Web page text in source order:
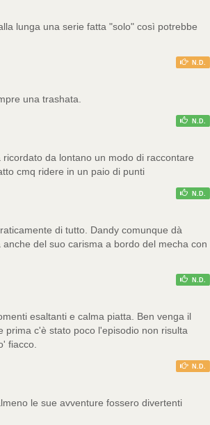
lunga una serie fatta "solo" così potrebbe
N.D.
una trashata.
N.D.
da lontano un modo di raccontare
cmq ridere in un paio di punti
N.D.
di tutto. Dandy comunque dà
del suo carisma a bordo del mecha con
N.D.
esaltanti e calma piatta. Ben venga il
prima c'è stato poco l'episodio non risulta
fiacco.
N.D.
le sue avventure fossero divertenti